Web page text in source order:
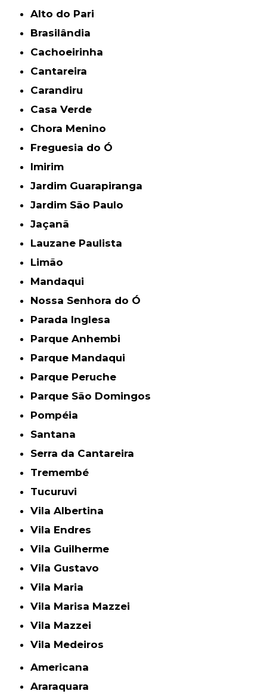
Alto do Pari
Brasilândia
Cachoeirinha
Cantareira
Carandiru
Casa Verde
Chora Menino
Freguesia do Ó
Imirim
Jardim Guarapiranga
Jardim São Paulo
Jaçanã
Lauzane Paulista
Limão
Mandaqui
Nossa Senhora do Ó
Parada Inglesa
Parque Anhembi
Parque Mandaqui
Parque Peruche
Parque São Domingos
Pompéia
Santana
Serra da Cantareira
Tremembé
Tucuruvi
Vila Albertina
Vila Endres
Vila Guilherme
Vila Gustavo
Vila Maria
Vila Marisa Mazzei
Vila Mazzei
Vila Medeiros
Americana
Araraquara